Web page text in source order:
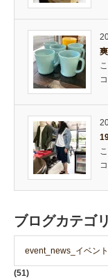
ブログカテゴ
event_news_イベン
(51)